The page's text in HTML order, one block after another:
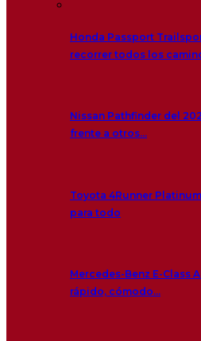
Honda Passport
recorrer todos los
Nissan Pathfinder del
frente a otros…
Toyota 4Runner
para todo
Mercedes-Benz E-Class
rápido, cómodo…